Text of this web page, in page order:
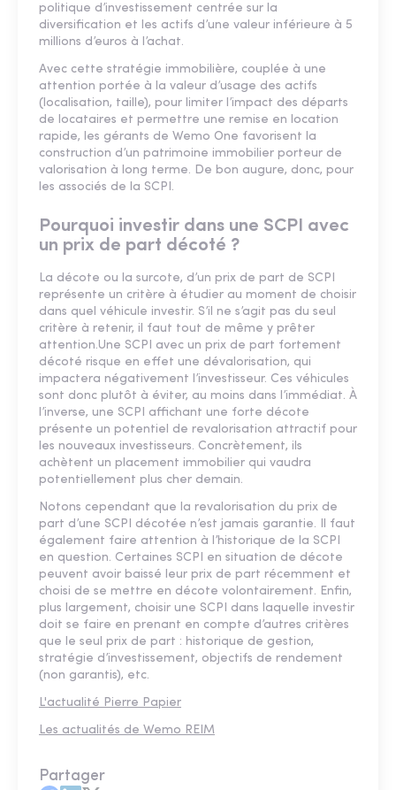
politique d’investissement centrée sur la
diversification et les actifs d’une valeur inférieure à 5
millions d’euros à l’achat.
Avec cette stratégie immobilière, couplée à une
attention portée à la valeur d’usage des actifs
(localisation, taille), pour limiter l’impact des départs
de locataires et permettre une remise en location
rapide, les gérants de Wemo One favorisent la
construction d’un patrimoine immobilier porteur de
valorisation à long terme. De bon augure, donc, pour
les associés de la SCPI.
Pourquoi investir dans une SCPI avec
un prix de part décoté ?
La décote ou la surcote, d’un prix de part de SCPI
représente un critère à étudier au moment de choisir
dans quel véhicule investir. S’il ne s’agit pas du seul
critère à retenir, il faut tout de même y prêter
attention.Une SCPI avec un prix de part fortement
décoté risque en effet une dévalorisation, qui
impactera négativement l’investisseur. Ces véhicules
sont donc plutôt à éviter, au moins dans l’immédiat. À
l’inverse, une SCPI affichant une forte décote
présente un potentiel de revalorisation attractif pour
les nouveaux investisseurs. Concrètement, ils
achètent un placement immobilier qui vaudra
potentiellement plus cher demain.
Notons cependant que la revalorisation du prix de
part d’une SCPI décotée n’est jamais garantie. Il faut
également faire attention à l’historique de la SCPI
en question. Certaines SCPI en situation de décote
peuvent avoir baissé leur prix de part récemment et
choisi de se mettre en décote volontairement. Enfin,
plus largement, choisir une SCPI dans laquelle investir
doit se faire en prenant en compte d’autres critères
que le seul prix de part : historique de gestion,
stratégie d’investissement, objectifs de rendement
(non garantis), etc.
L'actualité Pierre Papier
Les actualités de Wemo REIM
Partager